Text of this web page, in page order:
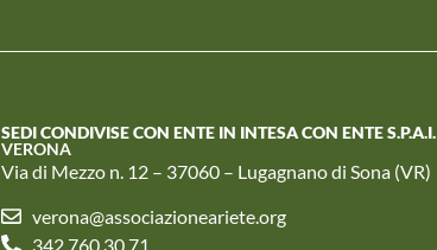
SEDI CONDIVISE CON ENTE IN INTESA CON ENTE S.P.A.I.
VERONA
Via di Mezzo n. 12 – 37060 – Lugagnano di Sona (VR)
verona@associazioneariete.org
342 760 30 71